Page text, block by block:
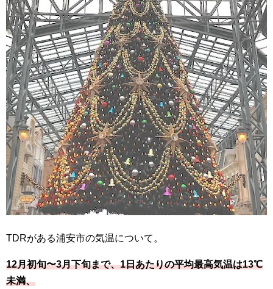
TDRがある浦安市の気温について。
12月初旬〜3月下旬まで、1日あたりの平均最高気温は13℃
未満、